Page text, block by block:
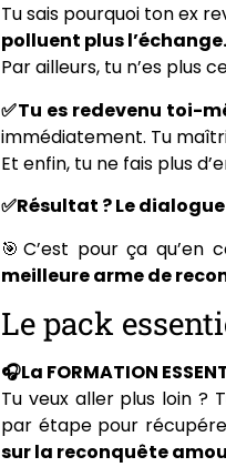
Tu sais pourquoi ton ex
polluent plus l’échange.
Par ailleurs, tu n’es plus
✅Tu es redevenu toi-
immédiatement. Tu
Et enfin, tu ne fais plus
✅Résultat ? Le
🎯C’est pour ça qu’en
meilleure arme de
Le pack
🎧La FORMATION
Tu veux aller plus loin ?
par étape pour
sur la reconquête